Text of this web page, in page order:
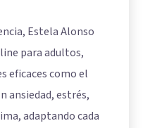
Estela Alonso
para adultos,
eficaces como el
ansiedad, estrés,
adaptando cada